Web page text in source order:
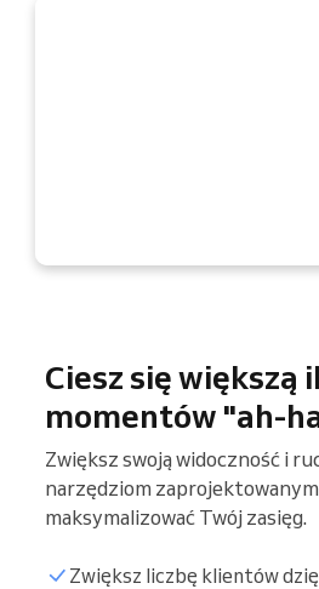
Ciesz się większą
momentów "ah-
Zwiększ swoją widoczność i
narzędziom
maksymalizować Twój zasięg.
Zwiększ liczbę klientów